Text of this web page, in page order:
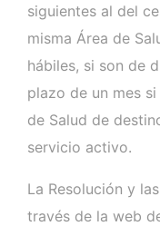
siguientes al del
misma Área de
hábiles, si son de
plazo de un mes
de Salud de
servicio activo.
La Resolución y
través de la web